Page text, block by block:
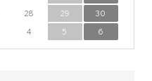
28 29
30
4 5 6